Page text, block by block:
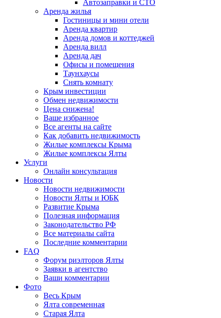
Автозаправки и СТО
Аренда жилья
Гостиницы и мини отели
Аренда квартир
Аренда домов и коттеджей
Аренда вилл
Аренда дач
Офисы и помещения
Таунхаусы
Снять комнату
Крым инвестиции
Обмен недвижимости
Цена снижена!
Ваше избранное
Все агенты на сайте
Как добавить недвижимость
Жилые комплексы Крыма
Жилые комплексы Ялты
Услуги
Онлайн консультация
Новости
Новости недвижимости
Новости Ялты и ЮБК
Развитие Крыма
Полезная информация
Законодательство РФ
Все материалы сайта
Последние комментарии
FAQ
Форум риэлторов Ялты
Заявки в агентство
Ваши комментарии
Фото
Весь Крым
Ялта современная
Старая Ялта